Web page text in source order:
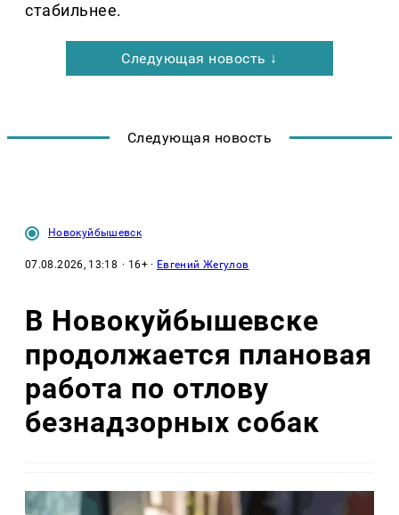
стабильнее.
Следующая новость ↓
Следующая новость
Новокуйбышевск
07.08.2026, 13:18 · 16+ · Евгений Жегулов
В Новокуйбышевске
продолжается плановая
работа по отлову
безнадзорных собак